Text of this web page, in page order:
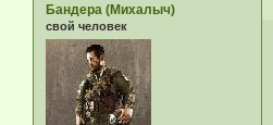
Бандера (Михалыч)
свой человек